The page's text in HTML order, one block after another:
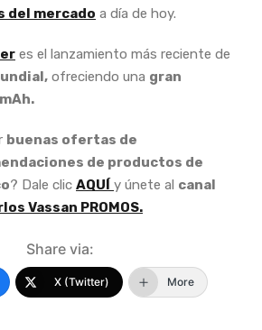
del mercado a día de hoy.
es el lanzamiento más reciente de
ofreciendo una gran
buenas ofertas de
de productos de
? Dale clic AQUÍ y únete al canal
Vassan PROMOS.
Share via:
X (Twitter) More